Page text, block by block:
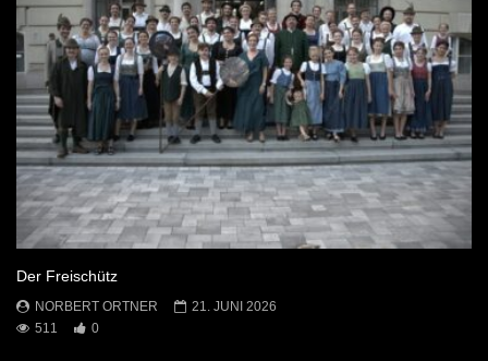
Der Freischütz
NORBERT ORTNER
21. JUNI 2026
511
0